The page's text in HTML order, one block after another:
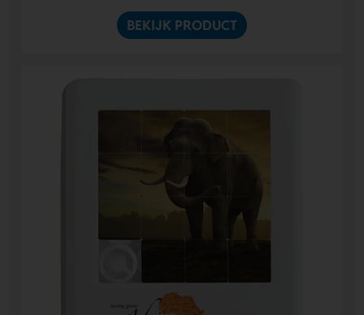
BEKIJK PRODUCT